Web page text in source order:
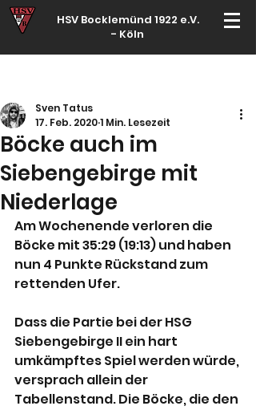
HSV Bocklemünd 1922 e.V.
- Köln
Böcke auch im
Siebengebirge mit
Niederlage
Sven Tatus
17. Feb. 20201 Min. Lesezeit
Am Wochenende verloren die
Böcke mit 35:29 (19:13) und haben
nun 4 Punkte Rückstand zum
rettenden Ufer.
Dass die Partie bei der HSG
Siebengebirge II ein hart
umkämpftes Spiel werden würde,
versprach allein der
Tabellenstand. Die Böcke, die den